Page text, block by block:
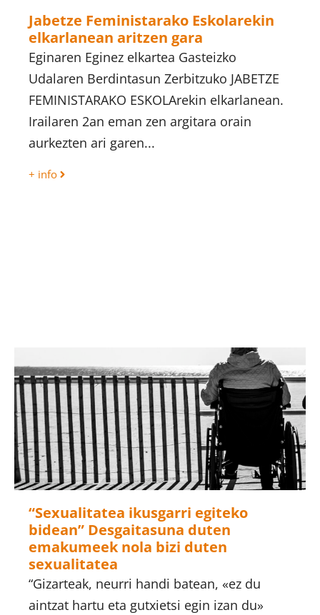
Jabetze Feministarako Eskolarekin
elkarlanean aritzen gara
Eginaren Eginez elkartea Gasteizko
Udalaren Berdintasun Zerbitzuko JABETZE
FEMINISTARAKO ESKOLArekin elkarlanean.
Irailaren 2an eman zen argitara orain
aurkezten ari garen...
+ info
“Sexualitatea ikusgarri egiteko
bidean” Desgaitasuna duten
emakumeek nola bizi duten
sexualitatea
“Gizarteak, neurri handi batean, «ez du
aintzat hartu eta gutxietsi egin izan du»